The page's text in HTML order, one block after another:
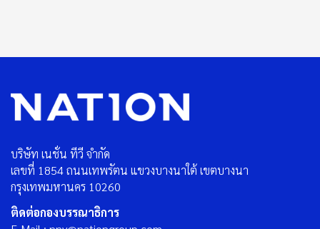
บริษัท เนชั่น ทีวี จำกัด
เลขที่ 1854 ถนนเทพรัตน แขวงบางนาใต้ เขตบางนา
กรุงเทพมหานคร 10260
ติดต่อกองบรรณาธิการ